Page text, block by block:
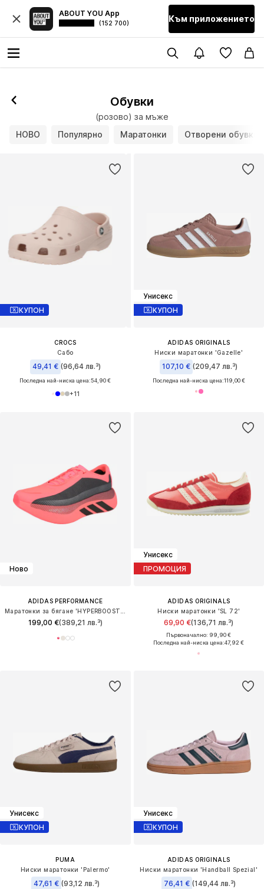
ABOUT YOU App
(152 700) Към приложението
Обувки
(розово) за мъже
НОВО
Популярно Маратонки Отворени обувки
КУПОН
CROCS
Сабо
49,41 € (96,64 лв.³)
Последна най-ниска цена:54,90 €
+11
Унисекс
КУПОН
ADIDAS ORIGINALS
Ниски маратонки 'Gazelle'
107,10 € (209,47 лв.³)
Последна най-ниска цена:119,00 €
Ново
ADIDAS PERFORMANCE
199,00 €(389,21 лв.³)
Унисекс
ПРОМОЦИЯ
ADIDAS ORIGINALS
Ниски маратонки 'SL 72'
69,90 €(136,71 лв.³)
Първоначално: 99,90 €
Последна най-ниска цена:47,92 €
Унисекс
КУПОН
PUMA
Ниски маратонки 'Palermo'
47,61 € (93,12 лв.³)
Унисекс
КУПОН
ADIDAS ORIGINALS
Ниски маратонки 'Handball Spezial'
76,41 € (149,44 лв.³)